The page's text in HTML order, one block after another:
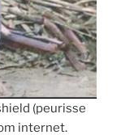
(peurisse
internet.